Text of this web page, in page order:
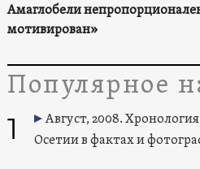
Амаглобели
мотивирован»
Популярное
1
Август, 2008.
Осетии в фактах и